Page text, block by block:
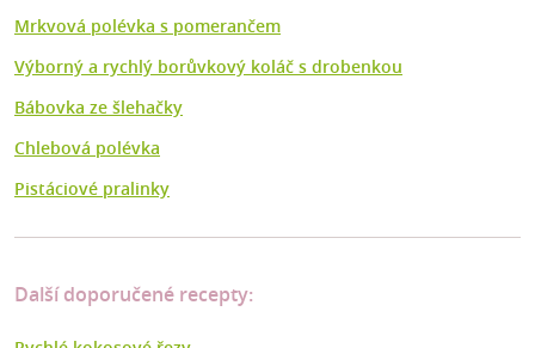
Mrkvová polévka s pomerančem
Výborný a rychlý borůvkový koláč s drobenkou
Bábovka ze šlehačky
Chlebová polévka
Pistáciové pralinky
Další doporučené recepty: